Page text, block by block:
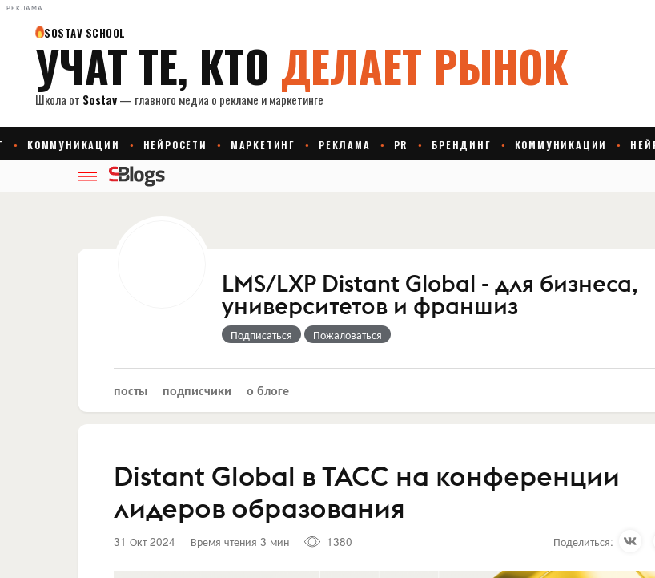
РЕКЛАМА
LMS/LXP Distant Global - для бизнеса,
университетов и франшиз
Подписаться Пожаловаться
посты подписчики о блоге
Distant Global в ТАСС на конференции
лидеров образования
31 Окт 2024 Время чтения 3 мин 1380 Поделиться: